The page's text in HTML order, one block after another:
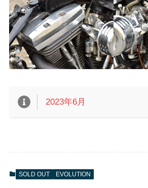
2023年6月
SOLD OUT EVOLUTION